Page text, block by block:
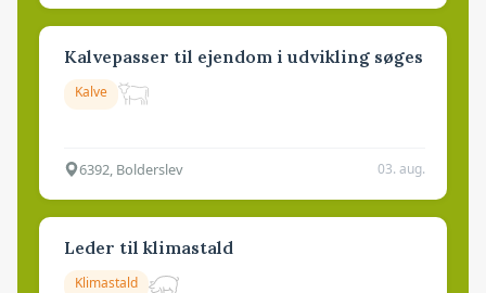
Kalvepasser til ejendom i udvikling søges
Kalve
6392, Bolderslev 03. aug.
Leder til klimastald
Klimastald